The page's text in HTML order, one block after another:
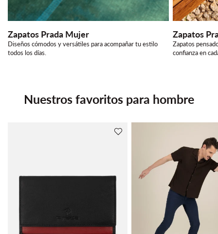
Zapatos Prada Mujer
Diseños cómodos y versátiles para acompañar tu estilo
todos los días.
Zapatos
Zapatos
confianza en
Nuestros favoritos para hombre